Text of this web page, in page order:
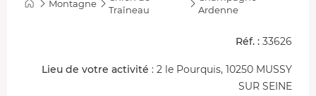
Montagne
Traîneau
Ardenne
Réf. : 33626
Lieu de votre activité : 2 le Pourquis, 10250 MUSSY
SUR SEINE